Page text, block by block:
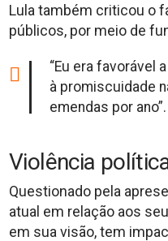
Lula também criticou o
públicos, por meio de
“Eu era favorável
à promiscuidade
emendas por ano”.
Violência
Questionado pela
atual em relação aos
em sua visão, tem